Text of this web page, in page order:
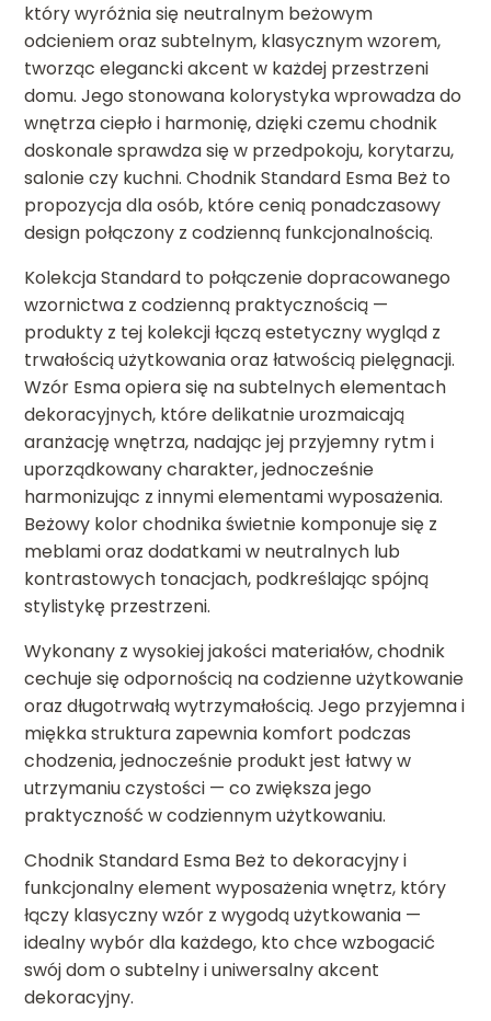
który wyróżnia się neutralnym beżowym
odcieniem oraz subtelnym, klasycznym wzorem,
tworząc elegancki akcent w każdej przestrzeni
domu. Jego stonowana kolorystyka wprowadza do
wnętrza ciepło i harmonię, dzięki czemu chodnik
doskonale sprawdza się w przedpokoju, korytarzu,
salonie czy kuchni. Chodnik Standard Esma Beż to
propozycja dla osób, które cenią ponadczasowy
design połączony z codzienną funkcjonalnością.
Kolekcja Standard to połączenie dopracowanego
wzornictwa z codzienną praktycznością —
produkty z tej kolekcji łączą estetyczny wygląd z
trwałością użytkowania oraz łatwością pielęgnacji.
Wzór Esma opiera się na subtelnych elementach
dekoracyjnych, które delikatnie urozmaicają
aranżację wnętrza, nadając jej przyjemny rytm i
uporządkowany charakter, jednocześnie
harmonizując z innymi elementami wyposażenia.
Beżowy kolor chodnika świetnie komponuje się z
meblami oraz dodatkami w neutralnych lub
kontrastowych tonacjach, podkreślając spójną
stylistykę przestrzeni.
Wykonany z wysokiej jakości materiałów, chodnik
cechuje się odpornością na codzienne użytkowanie
oraz długotrwałą wytrzymałością. Jego przyjemna i
miękka struktura zapewnia komfort podczas
chodzenia, jednocześnie produkt jest łatwy w
utrzymaniu czystości — co zwiększa jego
praktyczność w codziennym użytkowaniu.
Chodnik Standard Esma Beż to dekoracyjny i
funkcjonalny element wyposażenia wnętrz, który
łączy klasyczny wzór z wygodą użytkowania —
idealny wybór dla każdego, kto chce wzbogacić
swój dom o subtelny i uniwersalny akcent
dekoracyjny.